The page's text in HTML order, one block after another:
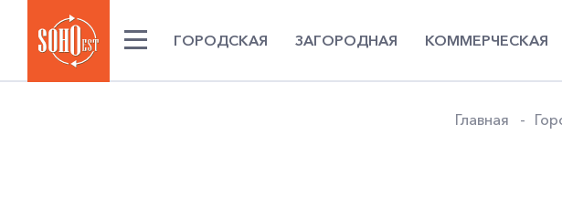
ГОРОДСКАЯ ЗАГОРОДНАЯ КОММЕРЧЕСКАЯ
Главная